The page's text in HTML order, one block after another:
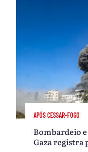
APÓS CESSAR-FOGO
Bombardeio
Gaza registra